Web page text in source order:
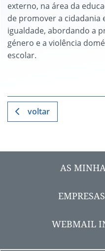
externo, na área da
de promover a cidadania
igualdade, abordando a
género e a violência
escolar.
voltar
AS
WEBMAIL